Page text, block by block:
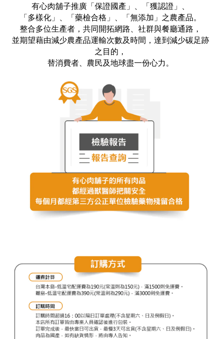
有心肉舖子推廣「保證國產」、「獲認證」、
「多樣化」、「藥檢合格」、「無添加」之農產品。
整合多位生產者，共同開拓網路、社群與餐廳通路，
並期望藉由減少農產品運輸次數及時間，達到減少碳足跡
之目的，
替消費者、農民及地球盡一份心力。